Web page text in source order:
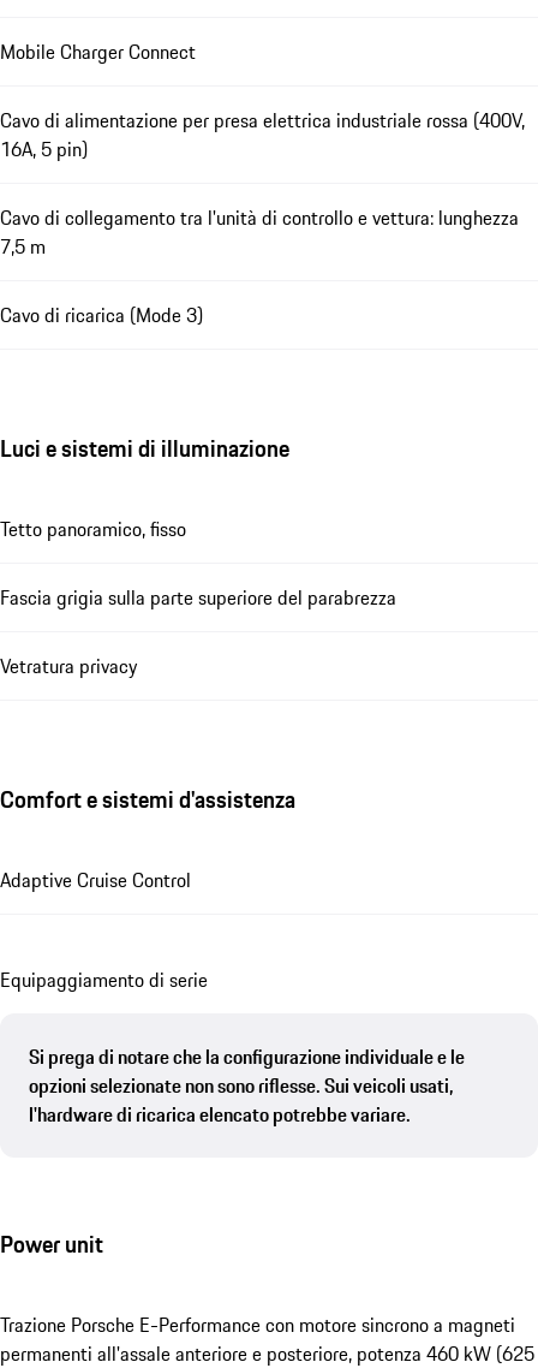
Mobile Charger Connect
Cavo di alimentazione per presa elettrica industriale rossa (400V,
16A, 5 pin)
Cavo di collegamento tra l'unità di controllo e vettura: lunghezza
7,5 m
Cavo di ricarica (Mode 3)
Luci e sistemi di illuminazione
Tetto panoramico, fisso
Fascia grigia sulla parte superiore del parabrezza
Vetratura privacy
Comfort e sistemi d'assistenza
Adaptive Cruise Control
Equipaggiamento di serie
Si prega di notare che la configurazione individuale e le
opzioni selezionate non sono riflesse. Sui veicoli usati,
l'hardware di ricarica elencato potrebbe variare.
Power unit
Trazione Porsche E-Performance con motore sincrono a magneti
permanenti all'assale anteriore e posteriore, potenza 460 kW (625